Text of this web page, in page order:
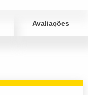
Avaliações